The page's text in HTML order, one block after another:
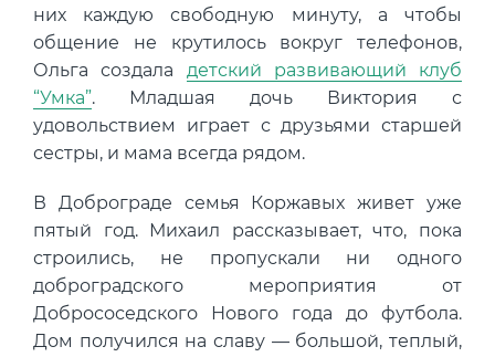
них каждую свободную минуту, а чтобы
общение не крутилось вокруг телефонов,
Ольга создала детский развивающий клуб
“Умка”. Младшая дочь Виктория с
удовольствием играет с друзьями старшей
сестры, и мама всегда рядом.
В Доброграде семья Коржавых живет уже
пятый год. Михаил рассказывает, что, пока
строились, не пропускали ни одного
доброградского мероприятия от
Добрососедского Нового года до футбола.
Дом получился на славу — большой, теплый,